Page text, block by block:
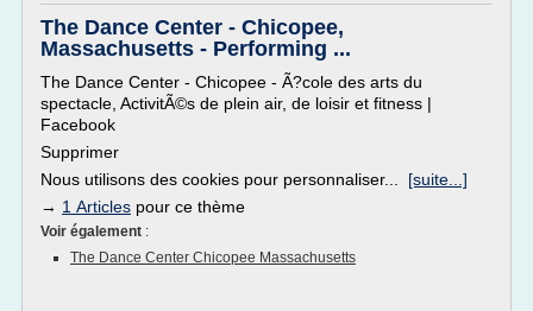
The Dance Center - Chicopee,
Massachusetts - Performing ...
The Dance Center - Chicopee - Ã?cole des arts du
spectacle, ActivitÃ©s de plein air, de loisir et fitness |
Facebook
Supprimer
Nous utilisons des cookies pour personnaliser... [suite...]
→ 1 Articles pour ce thème
Voir également :
The Dance Center Chicopee Massachusetts